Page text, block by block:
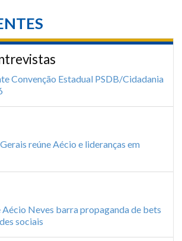
Convenção Estadual PSDB/Cidadania
reúne Aécio e lideranças em
Neves barra propaganda de bets
sociais